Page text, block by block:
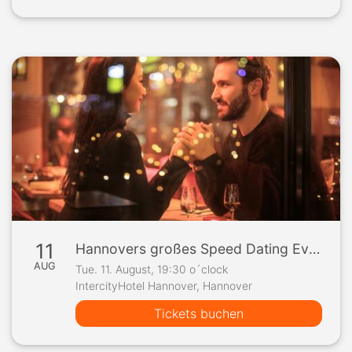
11
AUG
Hannovers großes Speed Dating Event
Tue. 11. August, 19:30 o´clock
IntercityHotel Hannover, Hannover
Tickets buchen